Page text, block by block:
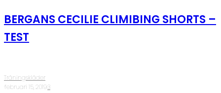
BERGANS CECILIE CLIMIBING SHORTS –
TEST
Träningskläder
·februari 15, 2019·3